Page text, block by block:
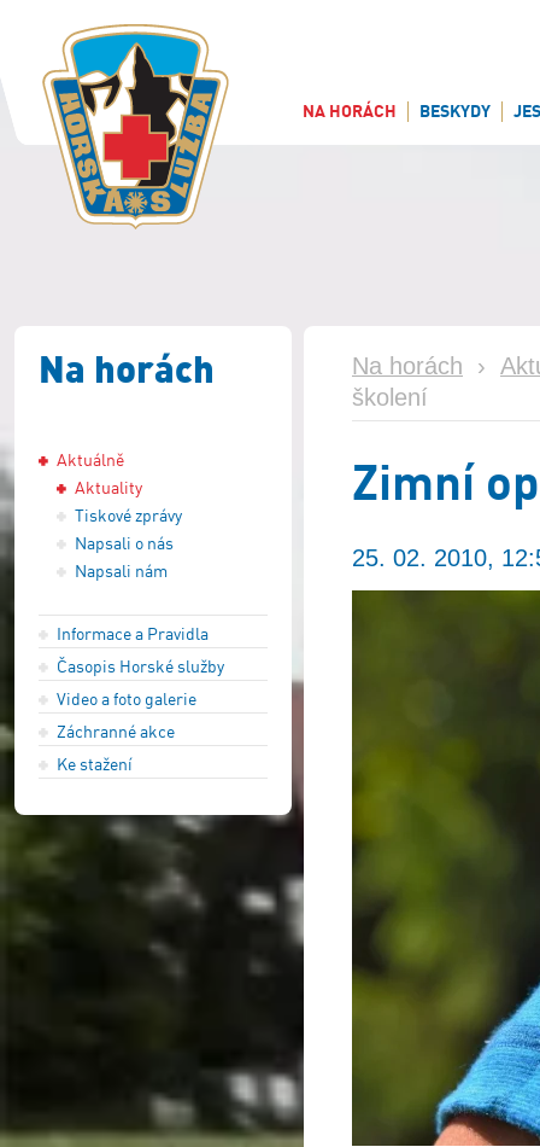
NA HORÁCH BESKYDY
Na horách
Aktuálně
Aktuality
Tiskové zprávy
Napsali o nás
Napsali nám
Informace a Pravidla
Časopis Horské služby
Video a foto galerie
Záchranné akce
Ke stažení
Na horách ›
školení
Zimní
25. 02. 2010,